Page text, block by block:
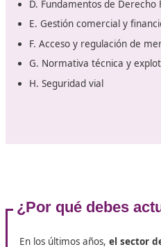
Trabajar como
transporte implica
ofreciendo servicios
En este caso, es
licencias requeridas,
Las pruebas destinadas
el programa descrito en